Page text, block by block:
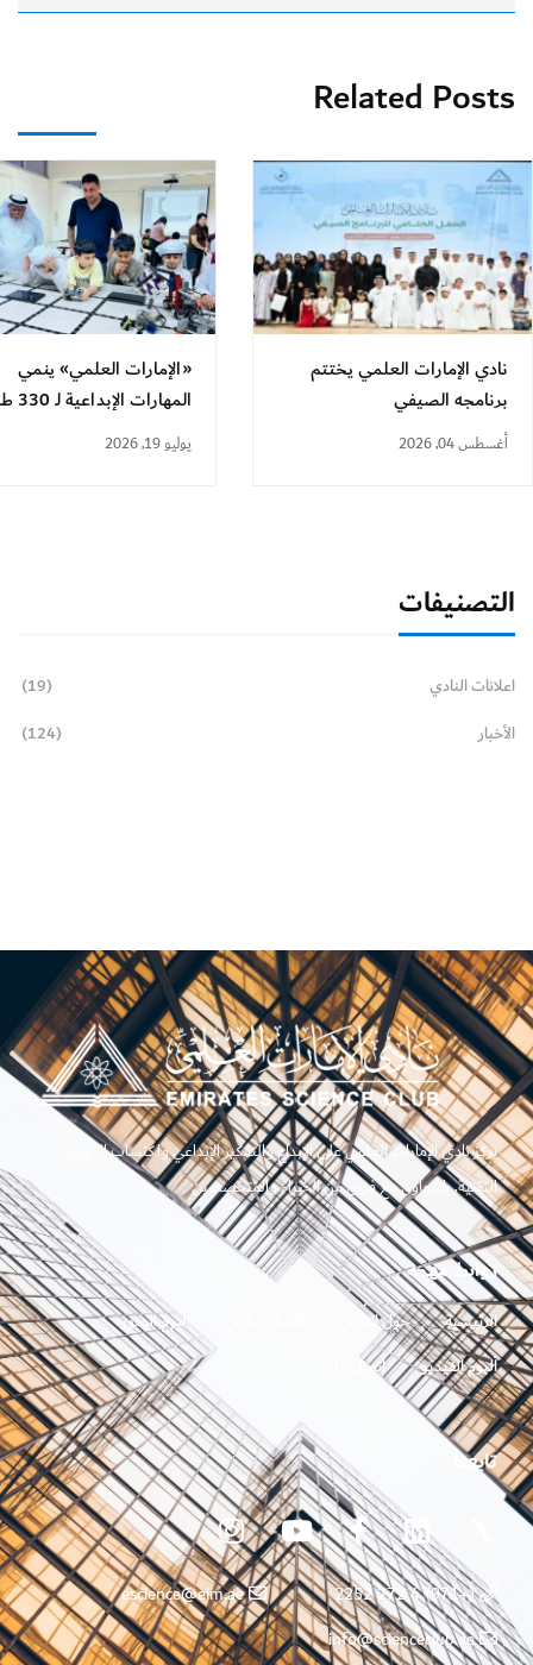
التصنيفات
اعلانات النادي
(19)
الأخبار
(124)
Related Posts
نادي الإمارات العلمي يختتم
برنامجه الصيفي
أغسطس 04, 2026
«الإمارات العلمي» ينمي
المهارات الإبداعية لـ 330 طالباً
يوليو 19, 2026
يركز نادي الإمارات العلمي على الإبداع والتفكير الإبداعي واكتساب المهارات
التقنية. بالتعاون مع فريق من الخبراء والمتخصصين
روابط مهمه
الرئيسية حول النادي
ألبوم الصور
ألبوم الفيديو
اتصل بنا
تابعنا
(+971) 4 272 2252
escience@eim.ae
info@scienceclub.ae